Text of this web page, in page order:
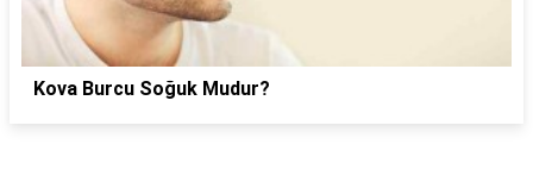
Kova Burcu Soğuk Mudur?